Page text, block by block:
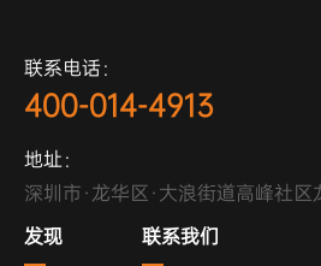
联系电话：
400-014-4913
地址：
深圳市·龙华区·大浪街道高峰社
发现
联系我们